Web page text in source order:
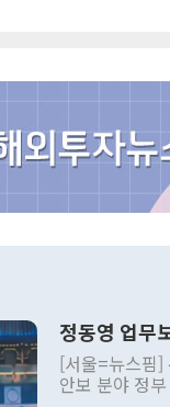
정동영 업무
[서울=뉴스핌]
안보 분야 정